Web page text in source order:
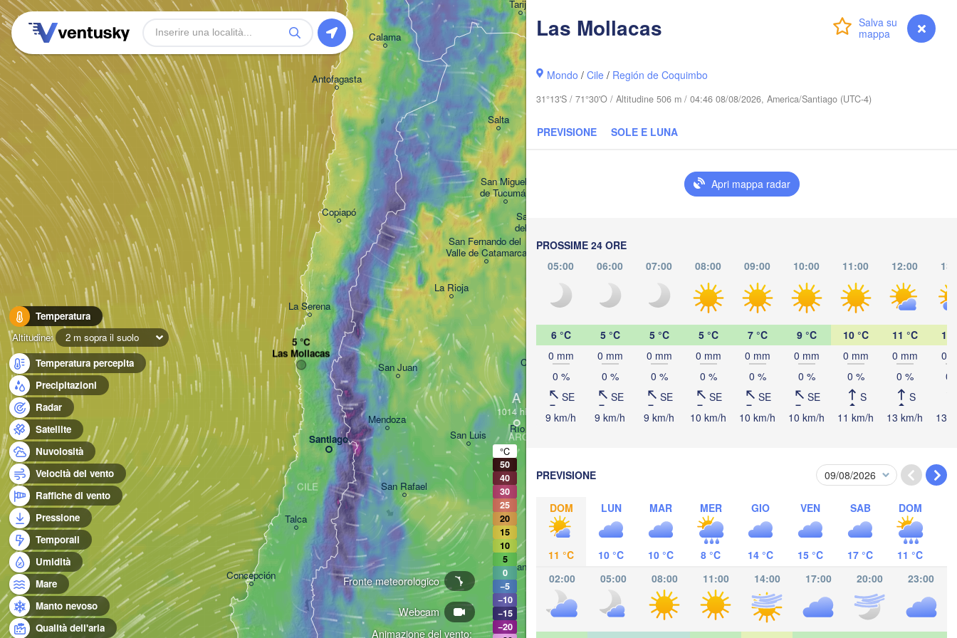
myVentusky Previsione
Las Mollacas
Mondo /Cile / Región de Coquimbo
31°13'S / 71°30'O / Altitudine 506 m / 04:46 08/08/2026, America/Santiago (UTC-4)
PREVISIONE SOLE E LUNA
Apri mappa radar
PROSSIME 24 ORE
05:00
06:00 07:00 08:00 09:00 10:00 11:00 12:00
6 °C
0 mm
0 %
SE
9 km/h
5 °C
0 mm
0 %
SE
9 km/h
5 °C
0 mm
0 %
SE
9 km/h
5 °C
0 mm
0 %
SE
10 km/h
7 °C
0 mm
0 %
SE
10 km/h
9 °C
0 mm
0 %
SE
10 km/h
10 °C
0 mm
0 %
S
11 km/h
11 °C
0 mm
0 %
S
13 km/h
12
0
0
13
PREVISIONE
DOM
11 °C
LUN
10 °C
MAR
10 °C
MER
8 °C
GIO
14 °C
VEN
15 °C
SAB
17 °C
DOM
11 °C
02:00
05:00 08:00 11:00 14:00 17:00 20:00 23:00
Temperatura
Altitudine:
2 m sopra il suolo
Temperatura percepita
Precipitazioni
Radar
Satellite
Nuvolosità
Velocità del vento
Raffiche di vento
Pressione
Temporali
Umidità
Mare
Manto nevoso
Qualità dell'aria
Animazione del vento:
Webcam
Fronte meteorologico
La Serena
Copiapó
Calama
San Juan
Antofagasta
Santiago
Talca
Concepción
Mendoza
San Rafael
CILE
Tarija
Córdoba
San Miguel
de Tucumán
Salta
La Rioja
Santiago
del Estero
Uruguaiana
Concordia
San Fernando del
Valle de Catamarca
Santa Fe
Rosario
Mar del Plata
Gualeguaychú
San Luis
Tandil
Santa Rosa
Río Cuarto
ARGENTINA
Dourados
Santa Maria
Bagé
Pelotas
Las Mollacas
A
°C
50
40
30
25
20
15
10
5
0
−5
−10
−15
−20